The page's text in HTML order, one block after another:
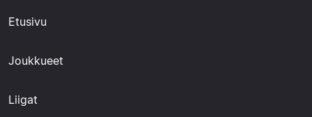
Etusivu
Joukkueet
Liigat